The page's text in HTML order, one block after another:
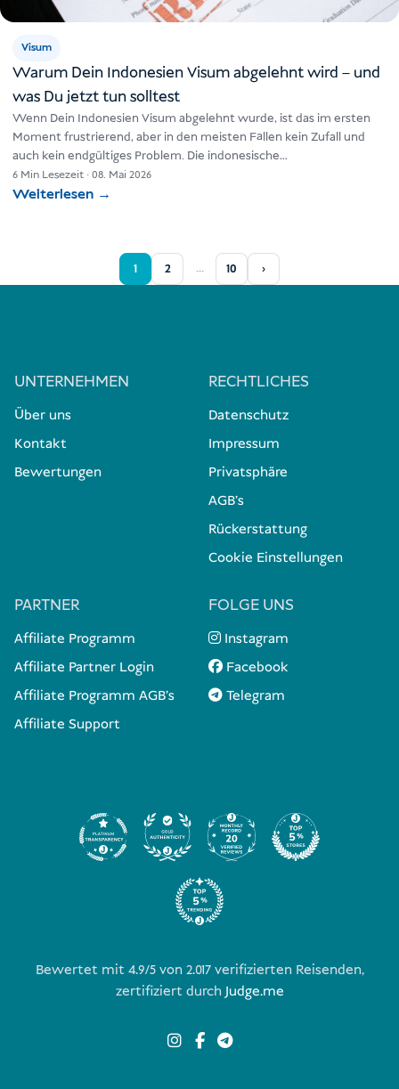
Visum
Warum Dein Indonesien Visum abgelehnt wird – und
was Du jetzt tun solltest
Wenn Dein Indonesien Visum abgelehnt wurde, ist das im ersten
Moment frustrierend, aber in den meisten Fällen kein Zufall und
auch kein endgültiges Problem. Die indonesische
Einwanderungsbehörde lehnt…
6 Min Lesezeit ·08. Mai 2026
Weiterlesen →
1 2 … 10 ›
UNTERNEHMEN
Über uns
Kontakt
Bewertungen
RECHTLICHES
Datenschutz
Impressum
Privatsphäre
AGB's
Rückerstattung
Cookie Einstellungen
PARTNER
Affiliate Programm
Affiliate Partner Login
Affiliate Programm AGB's
Affiliate Support
FOLGE UNS
Instagram
Facebook
Telegram
Bewertet mit 4.9/5 von 2.017verifizierten Reisenden,
zertifiziert durch Judge.me